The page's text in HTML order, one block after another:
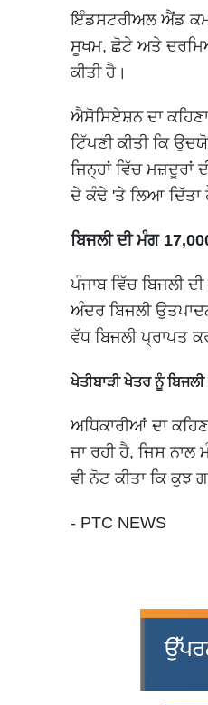
ਇੰਡਸਟਰੀਅਲ ਐਂਡ
ਸੂਖਮ, ਛੋਟੇ ਅਤੇ
ਕੀਤੀ ਹੈ।
ਐਸੋਸਿਏਸ਼ਨ ਦਾ
ਟਿੱਪਣੀ ਕੀਤੀ ਕਿ
ਜਿਨ੍ਹਾਂ ਵਿੱਚ
ਦੇ ਕੰਢੇ 'ਤੇ ਲਿਆ ਦਿੱਤਾ
ਬਿਜਲੀ ਦੀ ਮੰਗ
ਪੰਜਾਬ ਵਿੱਚ ਬਿਜਲੀ
ਅੰਦਰ ਬਿਜਲੀ
ਵੱਧ ਬਿਜਲੀ ਪ੍ਰਾਪਤ
ਖੇਤੀਬਾੜੀ ਖੇਤਰ ਨੂੰ
ਅਧਿਕਾਰੀਆਂ ਦਾ
ਜਾ ਰਹੀ ਹੈ, ਜਿਸ
ਵੀ ਨੋਟ ਕੀਤਾ ਕਿ ਕੁਝ
- PTC NEWS